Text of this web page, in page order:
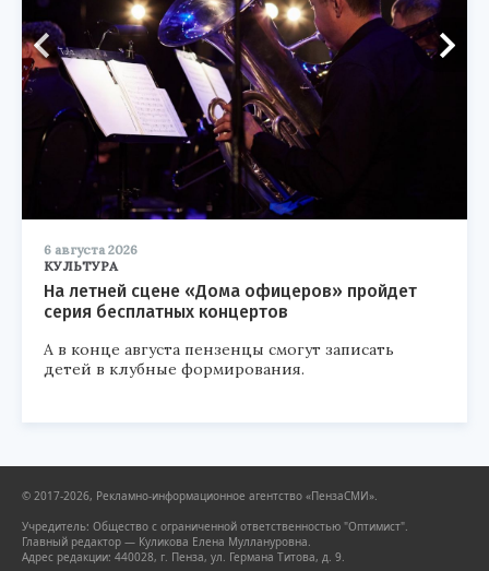
6 августа 2026
КУЛЬТУРА
На летней сцене «Дома офицеров» пройдет
серия бесплатных концертов
А в конце августа пензенцы смогут записать
детей в клубные формирования.
© 2017-2026, Рекламно-информационное агентство «ПензаСМИ».
Учредитель: Общество с ограниченной ответственностью "Оптимист".
Главный редактор — Куликова Елена Муллануровна.
Адрес редакции: 440028, г. Пенза, ул. Германа Титова, д. 9.